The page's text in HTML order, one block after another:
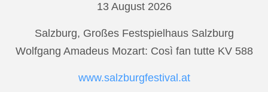
13 August 2026
Salzburg, Großes Festspielhaus Salzburg
Wolfgang Amadeus Mozart: Così fan tutte KV 588
www.salzburgfestival.at